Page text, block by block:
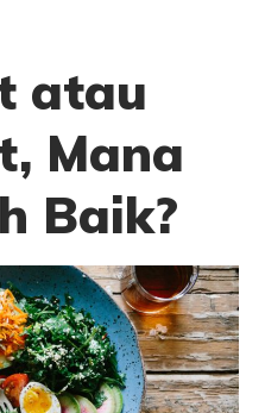
atau
Mana
Baik?